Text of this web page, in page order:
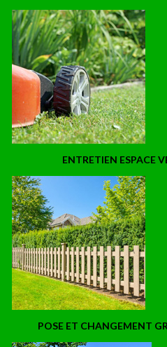
ENTRETIEN ESPACE
POSE ET CHANGEMENT